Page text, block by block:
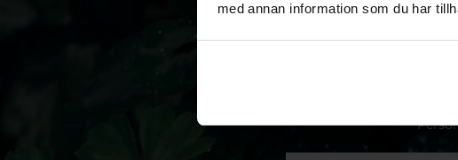
med annan information som du har
Prenumerera på
När du anmäler dig
personuppgifter. Du